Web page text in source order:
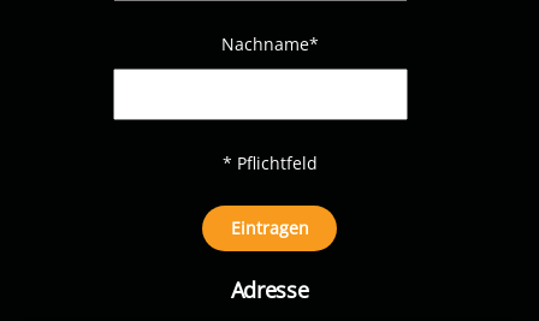
Nachname*
* Pflichtfeld
Adresse